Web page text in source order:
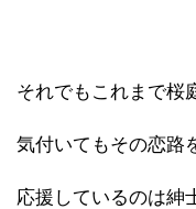
それでもこれまで桜
気付いてもその恋路
応援しているのは紳